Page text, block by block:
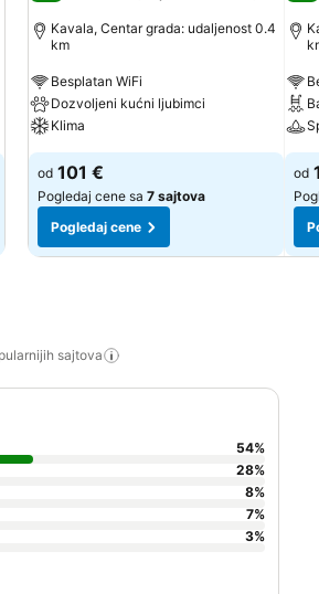
Kavala, Centar grada: udaljenost 0.4
km
Besplatan WiFi
Dozvoljeni kućni ljubimci
Klima
od 101 €
Pogledaj cene sa 7 sajtova
Pogledaj cene
od
sajtova
54%
28%
8%
7%
3%